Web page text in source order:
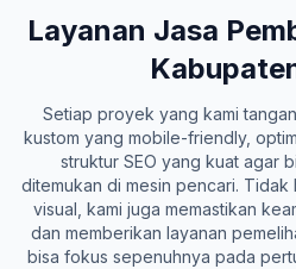
Layanan Jasa
Setiap proyek yang kami
kustom yang mobile-friendly,
struktur SEO yang kuat agar
ditemukan di mesin pencari.
visual, kami juga memastikan
dan memberikan layanan
bisa fokus sepenuhnya pada